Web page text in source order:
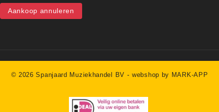
Aankoop annuleren
© 2026 Spanjaard Muziekhandel BV -webshop by MARK-APP